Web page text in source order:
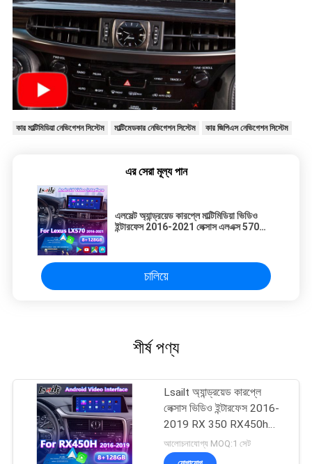
কার মাল্টিমিডিয়া নেভিগেশন সিস্টেম মাল্টিমেডকার নেভিগেশন সিস্টেম কার জিপিএস নেভিগেশন সিস্টেম
এর সেরা মূল্য পান
এলসেল্ট অ্যান্ড্রয়েড কারপ্লে মাল্টিমিডিয়া ভিডিও
ইন্টারফেস 2016-2021 লেক্সাস এলএক্স 570
চালিয়ে
শীর্ষ পণ্য
Lsailt অ্যান্ড্রয়েড কারপ্লে
লেক্সাস ভিডিও ইন্টারফেস 2016-
2019 RX 350 RX450h
RX200t RX350L RX450L
RX300 RX350
আলোচনাযোগ্য MOQ:1 সেট